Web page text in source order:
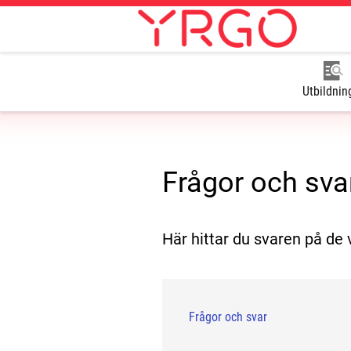
Frågor och
Här hittar du svaren på de
Frågor och svar